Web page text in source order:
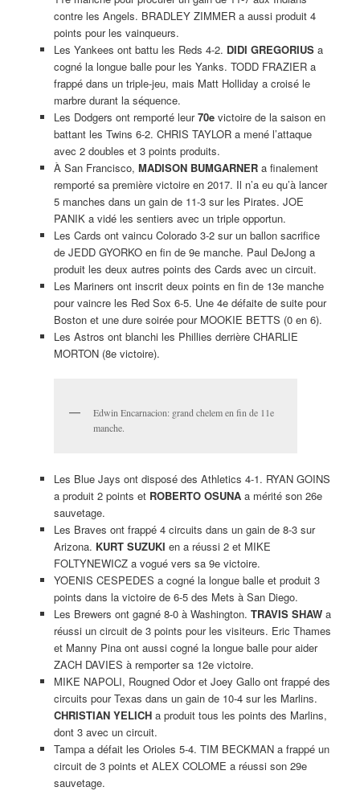
contre les Angels. BRADLEY ZIMMER a aussi produit 4
points pour les vainqueurs.
Les Yankees ont battu les Reds 4-2. DIDI GREGORIUSa
cogné la longue balle pour les Yanks. TODD FRAZIER a
frappé dans un triple-jeu, mais Matt Holliday a croisé le
marbre durant la séquence.
Les Dodgers ont remporté leur70evictoire de la saison en
battant les Twins 6-2. CHRIS TAYLOR a mené l’attaque
avec 2 doubles et 3 points produits.
À San Francisco, MADISON BUMGARNERa finalement
remporté sa première victoire en 2017. Il n’a eu qu’à lancer
5 manches dans un gain de 11-3 sur les Pirates. JOE
PANIK a vidé les sentiers avec un triple opportun.
Les Cards ont vaincu Colorado 3-2 sur un ballon sacrifice
de JEDD GYORKO en fin de 9e manche. Paul DeJong a
produit les deux autres points des Cards avec un circuit.
Les Mariners ont inscrit deux points en fin de 13e manche
pour vaincre les Red Sox 6-5. Une 4e défaite de suite pour
Boston et une dure soirée pour MOOKIE BETTS (0 en 6).
Les Astros ont blanchi les Phillies derrière CHARLIE
MORTON (8e victoire).
Edwin Encarnacion: grand chelem en fin de 11e
manche.
Les Blue Jays ont disposé des Athletics 4-1. RYAN GOINS
a produit 2 points et ROBERTO OSUNAa mérité son 26e
sauvetage.
Les Braves ont frappé 4 circuits dans un gain de 8-3 sur
Arizona. KURT SUZUKI en a réussi 2 et MIKE
FOLTYNEWICZ a vogué vers sa 9e victoire.
YOENIS CESPEDES a cogné la longue balle et produit 3
points dans la victoire de 6-5 des Mets à San Diego.
Les Brewers ont gagné 8-0 à Washington. TRAVIS SHAWa
réussi un circuit de 3 points pour les visiteurs. Eric Thames
et Manny Pina ont aussi cogné la longue balle pour aider
ZACH DAVIES à remporter sa 12e victoire.
MIKE NAPOLI, Rougned Odor et Joey Gallo ont frappé des
circuits pour Texas dans un gain de 10-4 sur les Marlins.
CHRISTIAN YELICHa produit tous les points des Marlins,
dont 3 avec un circuit.
Tampa a défait les Orioles 5-4. TIM BECKMAN a frappé un
circuit de 3 points et ALEX COLOME a réussi son 29e
sauvetage.